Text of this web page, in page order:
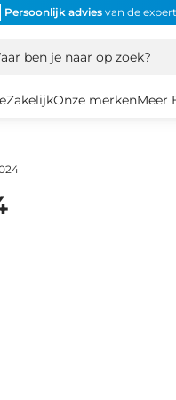
Persoonlijk advies van de expert
ben je naar op zoek?
ZakelijkOnze merkenMeer